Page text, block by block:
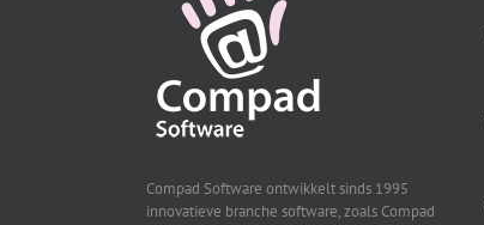
Compad Software ontwikkelt sinds 1995
innovatieve branche software, zoals Compad